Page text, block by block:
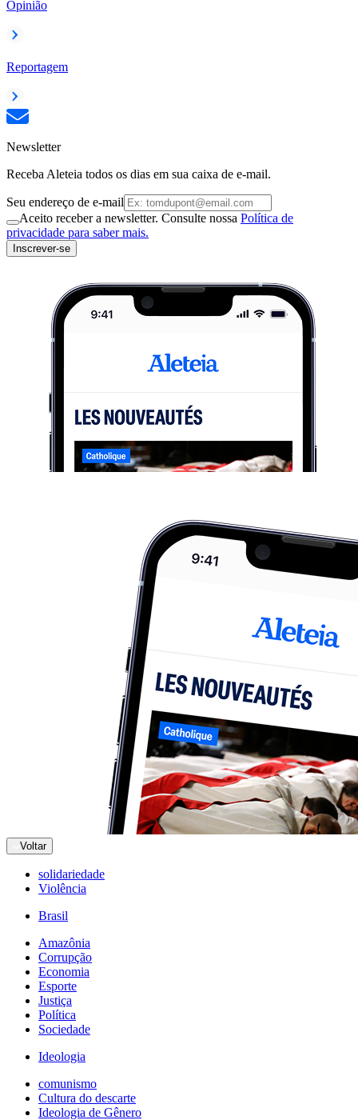
Opinião
Reportagem
Newsletter
Receba Aleteia todos os dias em sua caixa de e-mail.
Seu endereço de e-mail
Aceito receber a newsletter. Consulte nossa Política de
privacidade para saber mais.
Inscrever-se
Voltar
solidariedade
Violência
Brasil
Amazônia
Corrupção
Economia
Esporte
Justiça
Política
Sociedade
Ideologia
comunismo
Cultura do descarte
Ideologia de Gênero